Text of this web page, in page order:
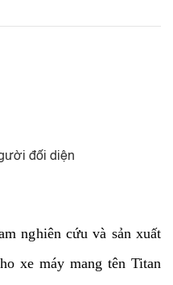
đối diện
nghiên cứu và sản xuất
xe máy mang tên Titan